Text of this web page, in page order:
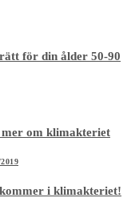
för din ålder 50-90
mer om klimakteriet
i klimakteriet!